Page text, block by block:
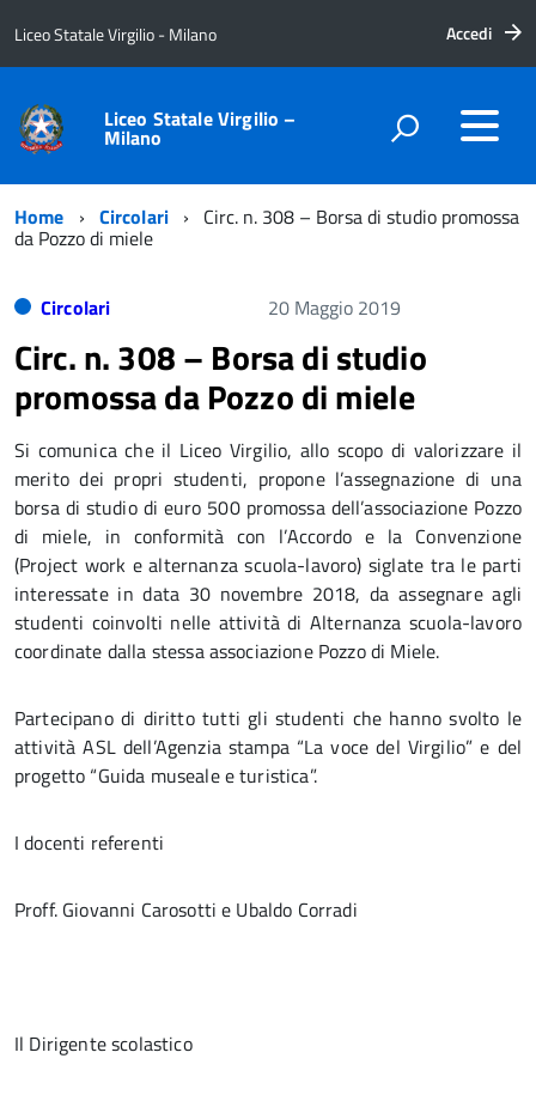
Liceo Statale Virgilio - Milano Accedi
Liceo Statale Virgilio –
Milano
Home Circolari Circ. n. 308 – Borsa di studio promossa
da Pozzo di miele
Circolari 20 Maggio 2019
Circ. n. 308 – Borsa di studio
promossa da Pozzo di miele
Si comunica che il Liceo Virgilio, allo scopo di valorizzare il
merito dei propri studenti, propone l’assegnazione di una
borsa di studio di euro 500 promossa dell’associazione Pozzo
di miele, in conformità con l’Accordo e la Convenzione
(Project work e alternanza scuola-lavoro) siglate tra le parti
interessate in data 30 novembre 2018, da assegnare agli
studenti coinvolti nelle attività di Alternanza scuola-lavoro
coordinate dalla stessa associazione Pozzo di Miele.
Partecipano di diritto tutti gli studenti che hanno svolto le
attività ASL dell’Agenzia stampa “La voce del Virgilio” e del
progetto “Guida museale e turistica”.
I docenti referenti
Proff. Giovanni Carosotti e Ubaldo Corradi
Il Dirigente scolastico